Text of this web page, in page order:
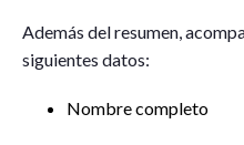
Además del resumen,
siguientes datos:
Nombre completo